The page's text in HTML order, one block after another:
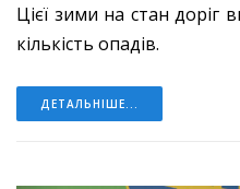
Цієї зими на стан доріг
кількість опадів.
ДЕТАЛЬНІШЕ...